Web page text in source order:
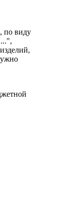
по виду